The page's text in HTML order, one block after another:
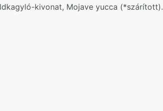
kivonat, Mojave yucca (*szárított).